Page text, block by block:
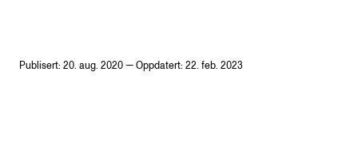
Publisert: 20. aug. 2020 — Oppdatert: 22. feb. 2023